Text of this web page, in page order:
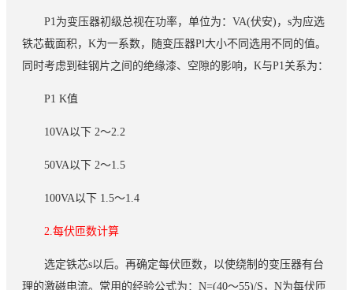
P1为变压器初级总视在功率，单位为：VA(伏安)，s为应选
铁芯截面积，K为一系数，随变压器Pl大小不同选用不同的值。
同时考虑到硅钢片之间的绝缘漆、空隙的影响，K与P1关系为：
P1 K值
10VA以下 2～2.2
50VA以下 2～1.5
100VA以下 1.5～1.4
2.每伏匝数计算
选定铁芯s以后。再确定每伏匝数，以使绕制的变压器有台
理的激磁电流。常用的经验公式为：N=(40～55)/S，N为每伏匝